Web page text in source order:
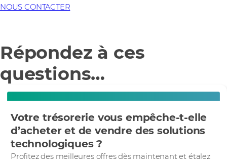
NOUS CONTACTER
Répondez à ces
questions…
Votre trésorerie vous empêche-t-elle
d’acheter et de vendre des solutions
technologiques ?
Profitez des meilleures offres dès maintenant et étalez